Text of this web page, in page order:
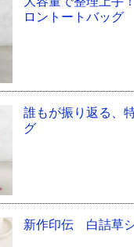
ロントートバッグ
誰もが振り返る、
グ
新作印伝 白詰草